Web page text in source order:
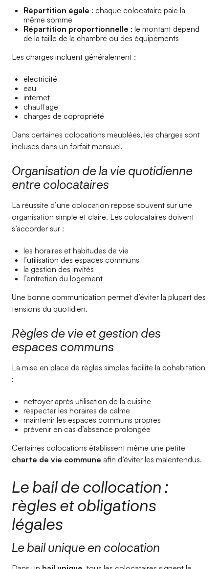
Répartition égale : chaque colocataire paie la
même somme
Répartition proportionnelle : le montant dépend
de la taille de la chambre ou des équipements
Les charges incluent généralement :
électricité
eau
internet
chauffage
charges de copropriété
Dans certaines colocations meublées, les charges sont
incluses dans un forfait mensuel.
Organisation de la vie quotidienne
entre colocataires
La réussite d’une colocation repose souvent sur une
organisation simple et claire. Les colocataires doivent
s’accorder sur :
les horaires et habitudes de vie
l’utilisation des espaces communs
la gestion des invités
l’entretien du logement
Une bonne communication permet d’éviter la plupart des
tensions du quotidien.
Règles de vie et gestion des
espaces communs
La mise en place de règles simples facilite la cohabitation
:
nettoyer après utilisation de la cuisine
respecter les horaires de calme
maintenir les espaces communs propres
prévenir en cas d’absence prolongée
Certaines colocations établissent même une petite
charte de vie commune afin d’éviter les malentendus.
Le bail de collocation :
règles et obligations
légales
Le bail unique en colocation